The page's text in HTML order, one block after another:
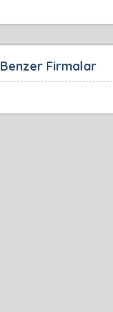
Benzer Firmalar